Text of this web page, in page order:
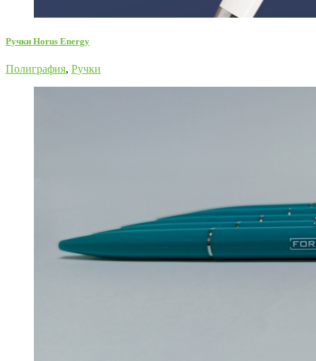
Ручки Horus Energy
Полиграфия, Ручки